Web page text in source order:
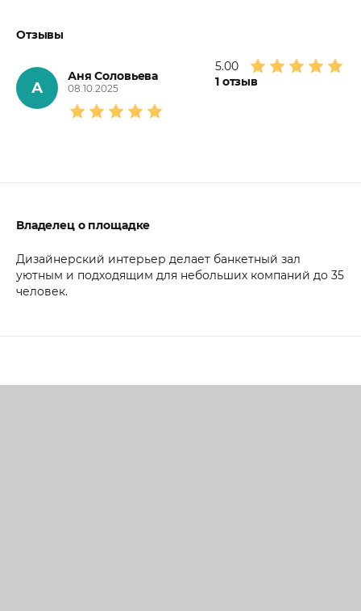
Отзывы
5.00
1отзыв
А
Аня Соловьева
08.10.2025
Владелец о площадке
Дизайнерский интерьер делает банкетный зал
уютным и подходящим для небольших компаний до 35
человек.